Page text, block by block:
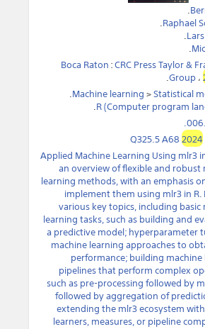
.
Raphael
.
.
.
Boca Raton:CRC Press Taylor &
Group،
.
Machine learning>Statistical
.
R (Computer program
.
Q325.5 A682024
Applied Machine Learning Using mlr3
an overview of flexible and robust
learning methods, with an emphasis
implement them using mlr3 in R.
various key topics, including basic
learning tasks, such as building and
a predictive model; hyperparameter
machine learning approaches to
performance; building
pipelines that perform complex
such as pre-processing followed by
followed by aggregation of
extending the mlr3 ecosystem
learners, measures, or pipeline